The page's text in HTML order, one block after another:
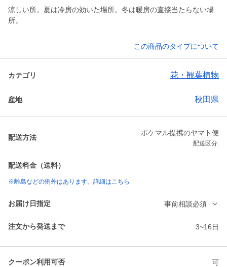
涼しい所。夏は冷房の効いた場所。冬は暖房の直接当たらない場
所。
この商品のタイプについて
カテゴリ 花・観葉植物
産地 秋田県
配送方法
ポケマル提携のヤマト便
配送区分:
配送料金（送料）
※離島などの例外はあります。詳細はこちら
お届け日指定 事前相談必須
注文から発送まで 3~16日
クーポン利用可否 可